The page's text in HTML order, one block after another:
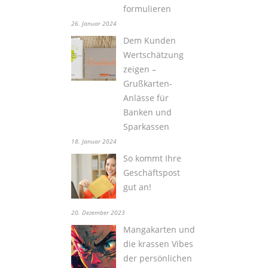
formulieren
26. Januar 2024
Dem Kunden
Wertschätzung
zeigen –
Grußkarten-
Anlässe für
Banken und
Sparkassen
18. Januar 2024
So kommt Ihre
Geschäftspost
gut an!
20. Dezember 2023
Mangakarten und
die krassen Vibes
der persönlichen